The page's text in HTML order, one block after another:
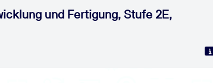
und Fertigung, Stufe 2E,